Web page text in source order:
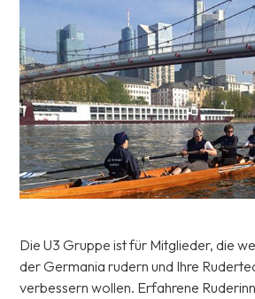
Die U3 Gruppe ist für Mitglieder, die
der Germania rudern und Ihre
verbessern wollen. Erfahrene